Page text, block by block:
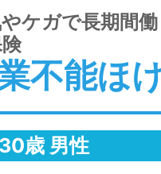
不能ほ
ケガで長期間
30歳 男性